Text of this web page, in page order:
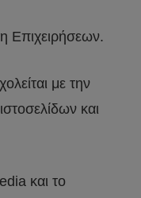
Επιχειρήσεων.
με την
και
και το